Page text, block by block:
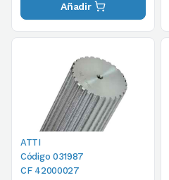
Añadir
ATTI
Código 031987
CF 42000027